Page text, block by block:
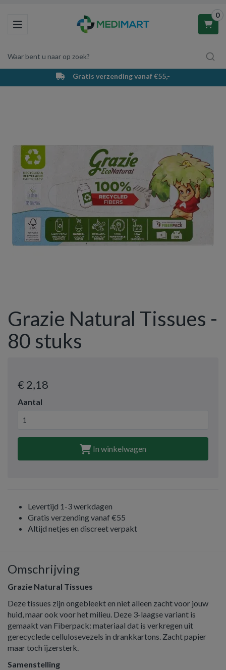
Toggle navigation
Waar bent u naar op zoek?
0
Winkelwagen
Gratis verzending vanaf €55,-
Grazie Natural Tissues -
80 stuks
€ 2,18
Aantal
In winkelwagen
Levertijd 1-3 werkdagen
Gratis verzending vanaf €55
Altijd netjes en discreet verpakt
Omschrijving
Grazie Natural Tissues
Deze tissues zijn ongebleekt en niet alleen zacht voor jouw
huid, maar ook voor het milieu. Deze 3-laagse variant is
gemaakt van Fiberpack: materiaal dat is verkregen uit
gerecyclede cellulosevezels in drankkartons. Zacht papier
maar toch ijzersterk.
Samenstelling